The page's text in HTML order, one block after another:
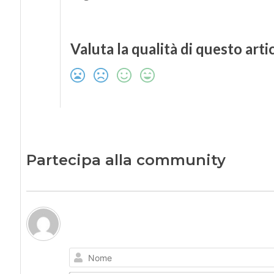
Valuta la qualità di questo
Partecipa alla community